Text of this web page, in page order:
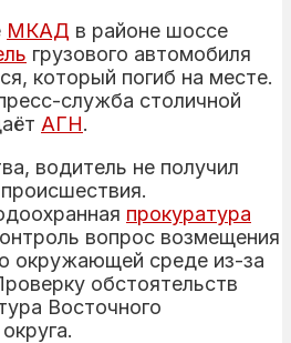
МКАД в районе шоссе
грузового автомобиля
который погиб на месте.
служба столичной
АГН.
водитель не получил
прокуратура
вопрос возмещения
окружающей среде из-за
обстоятельств
Восточного